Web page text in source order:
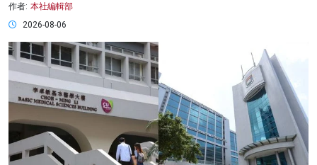
作者: 本社編輯部
2026-08-06